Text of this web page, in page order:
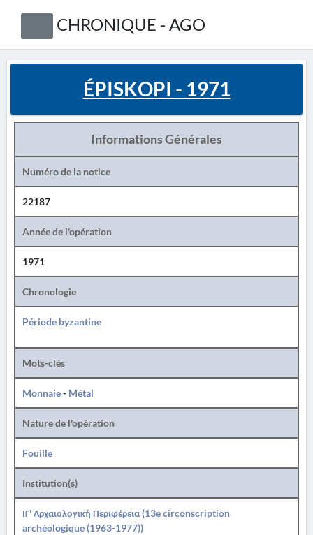
CHRONIQUE - AGO
ÉPISKOPI - 1971
Informations Générales
Numéro de la notice
22187
Année de l'opération
1971
Chronologie
Période byzantine
Mots-clés
Monnaie- Métal
Nature de l'opération
Fouille
Institution(s)
ΙΓ' Αρχαιολογική Περιφέρεια (13e circonscription
archéologique (1963-1977))